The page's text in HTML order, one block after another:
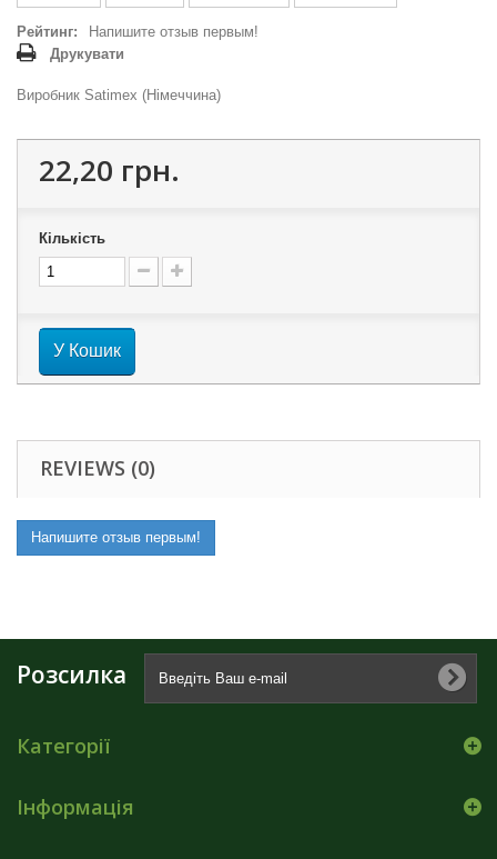
Рейтинг:
Напишите отзыв первым!
Друкувати
Виробник Satimex (Німеччина)
22,20 грн.
Кількість
У Кошик
REVIEWS (0)
Напишите отзыв первым!
Розсилка
Категорії
Інформація